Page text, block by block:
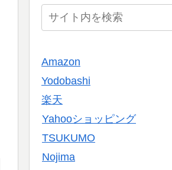
Amazon
Yodobashi
楽天
Yahooショッピング
TSUKUMO
Nojima